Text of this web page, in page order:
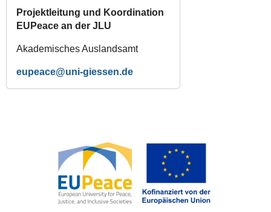
Projektleitung und Koordination
EUPeace an der JLU
Akademisches Auslandsamt
eupeace